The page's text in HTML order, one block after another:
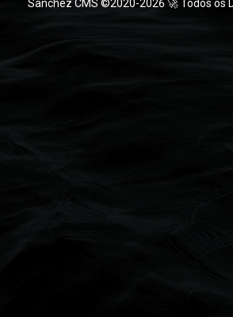
Sanchez CMS ©2020-2026 🚀 Todos os